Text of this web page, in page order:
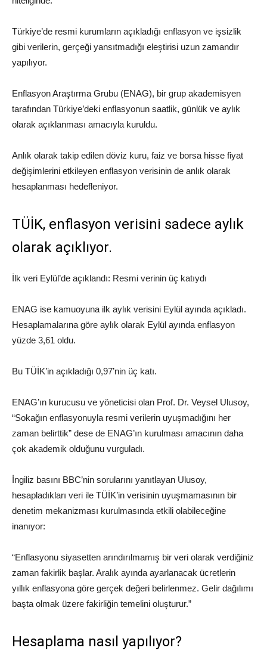
Türkiye’de resmi kurumların açıkladığı enflasyon ve işsizlik
gibi verilerin, gerçeği yansıtmadığı eleştirisi uzun zamandır
yapılıyor.
Enflasyon Araştırma Grubu (ENAG), bir grup akademisyen
tarafından Türkiye’deki enflasyonun saatlik, günlük ve aylık
olarak açıklanması amacıyla kuruldu.
Anlık olarak takip edilen döviz kuru, faiz ve borsa hisse fiyat
değişimlerini etkileyen enflasyon verisinin de anlık olarak
hesaplanması hedefleniyor.
TÜİK, enflasyon verisini sadece aylık
olarak açıklıyor.
İlk veri Eylül’de açıklandı: Resmi verinin üç katıydı
ENAG ise kamuoyuna ilk aylık verisini Eylül ayında açıkladı.
Hesaplamalarına göre aylık olarak Eylül ayında enflasyon
yüzde 3,61 oldu.
Bu TÜİK’in açıkladığı 0,97’nin üç katı.
ENAG’ın kurucusu ve yöneticisi olan Prof. Dr. Veysel Ulusoy,
“Sokağın enflasyonuyla resmi verilerin uyuşmadığını her
zaman belirttik” dese de ENAG’ın kurulması amacının daha
çok akademik olduğunu vurguladı.
İngiliz basını BBC’nin sorularını yanıtlayan Ulusoy,
hesapladıkları veri ile TÜİK’in verisinin uyuşmamasının bir
denetim mekanizması kurulmasında etkili olabileceğine
inanıyor:
“Enflasyonu siyasetten arındırılmamış bir veri olarak verdiğiniz
zaman fakirlik başlar. Aralık ayında ayarlanacak ücretlerin
yıllık enflasyona göre gerçek değeri belirlenmez. Gelir dağılımı
başta olmak üzere fakirliğin temelini oluşturur.”
Hesaplama nasıl yapılıyor?